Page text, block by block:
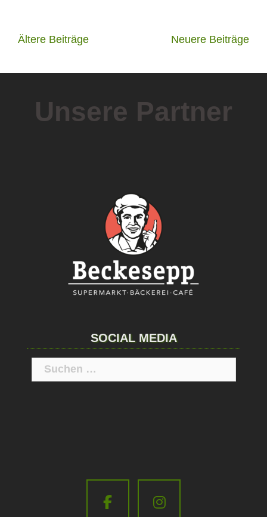
Beitragsnavigation
Ältere Beiträge Neuere Beiträge
Unsere Partner
SOCIAL MEDIA
Suchen
nach: